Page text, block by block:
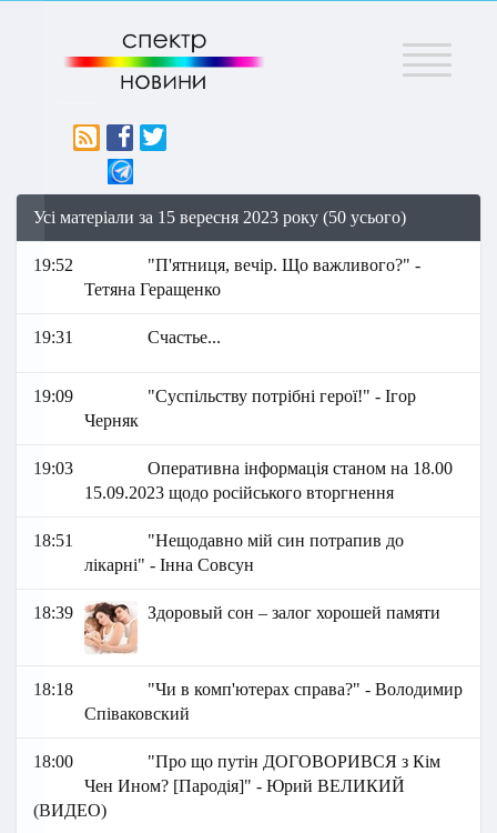
Меню
Усі матеріали за 15 вересня 2023 року (50 усього)
19:52
"П'ятниця, вечір. Що важливого?" -
Тетяна Геращенко
19:31 Счастье...
19:09
"Суспільству потрібні герої!" - Ігор
Черняк
19:03
Оперативна інформація станом на 18.00
15.09.2023 щодо російського вторгнення
18:51
"Нещодавно мій син потрапив до
лікарні" - Інна Совсун
18:39 Здоровый сон – залог хорошей памяти
18:18
"Чи в комп'ютерах справа?" - Володимир
Співаковский
18:00
"Про що путін ДОГОВОРИВСЯ з Кім
Чен Ином? [Пародія]" - Юрий ВЕЛИКИЙ
(ВИДЕО)